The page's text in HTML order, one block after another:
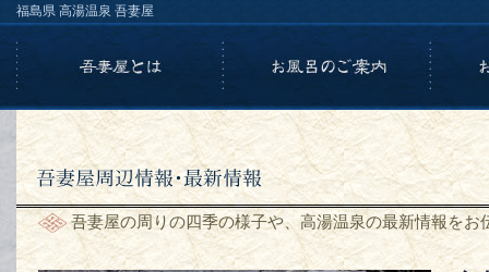
福島県 高湯温泉 吾妻屋
吾妻屋の周りの四季の様子や、高湯温泉の最新情報をお